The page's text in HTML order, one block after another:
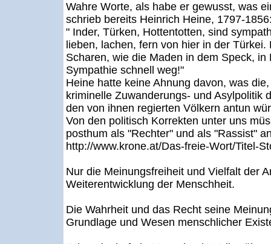
Wahre Worte, als habe er gewusst, was
schrieb bereits Heinrich Heine, 1797-
" Inder, Türken, Hottentotten, sind
lieben, lachen, fern von hier in der
Scharen, wie die Maden in dem Speck,
Sympathie schnell weg!"
Heine hatte keine Ahnung davon, was
kriminelle Zuwanderungs- und Asylpolitik
den von ihnen regierten Völkern antun
Von den politisch Korrekten unter uns
posthum als "Rechter" und als "Rassist"
http://www.krone.at/Das-freie-Wort/Titel-
Nur die Meinungsfreiheit und Vielfalt der
Weiterentwicklung der Menschheit.
Die Wahrheit und das Recht seine
Grundlage und Wesen menschlicher